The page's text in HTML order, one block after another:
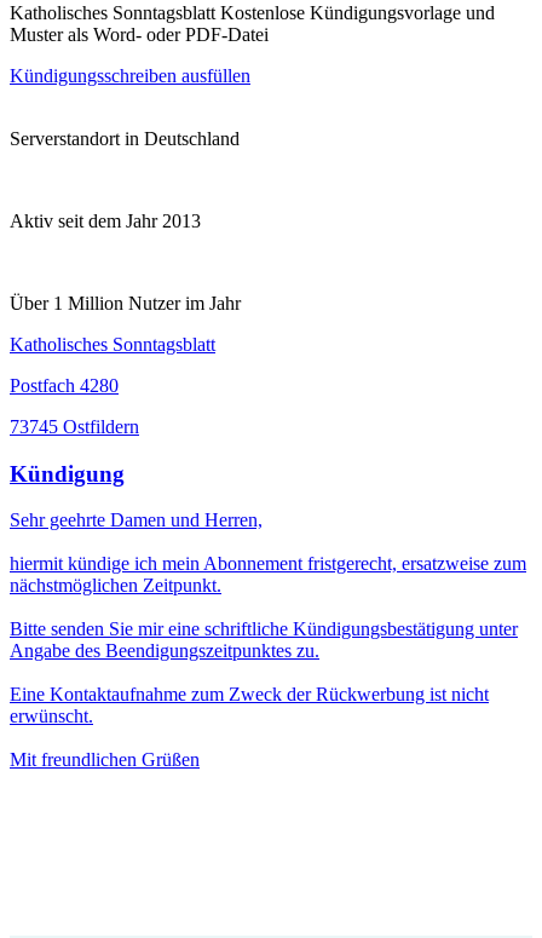
Katholisches Sonntagsblatt Kostenlose Kündigungsvorlage und
Muster als Word- oder PDF-Datei
Kündigungsschreiben ausfüllen
Serverstandort in Deutschland
Aktiv seit dem Jahr 2013
Über 1 Million Nutzer im Jahr
Katholisches Sonntagsblatt
Postfach 4280
73745 Ostfildern
Kündigung
Sehr geehrte Damen und Herren,
hiermit kündige ich mein Abonnement fristgerecht, ersatzweise zum
nächstmöglichen Zeitpunkt.
Bitte senden Sie mir eine schriftliche Kündigungsbestätigung unter
Angabe des Beendigungszeitpunktes zu.
Eine Kontaktaufnahme zum Zweck der Rückwerbung ist nicht
erwünscht.
Mit freundlichen Grüßen